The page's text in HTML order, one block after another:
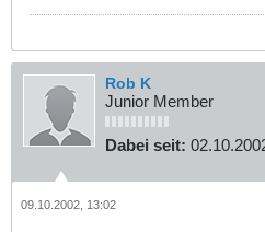
Rob K
Junior Member
Dabei seit:
09.10.2002, 13:02